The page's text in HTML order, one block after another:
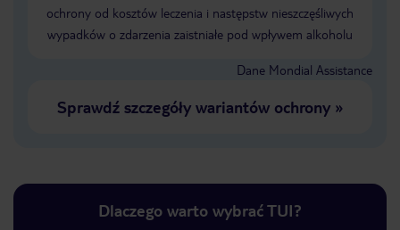
ochrony od kosztów leczenia i następstw nieszczęśliwych
wypadków o zdarzenia zaistniałe pod wpływem alkoholu
Dane Mondial Assistance
Sprawdź szczegóły wariantów ochrony»
Dlaczego warto wybrać TUI?